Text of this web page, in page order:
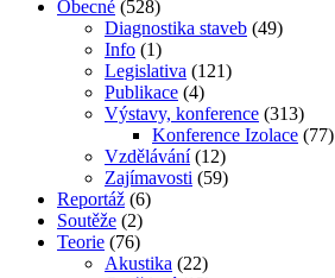
Obecné (528)
Diagnostika staveb (49)
Info (1)
Legislativa (121)
Publikace (4)
Výstavy, konference (313)
Konference Izolace (77)
Vzdělávání (12)
Zajímavosti (59)
Reportáž (6)
Soutěže (2)
Teorie (76)
Akustika (22)